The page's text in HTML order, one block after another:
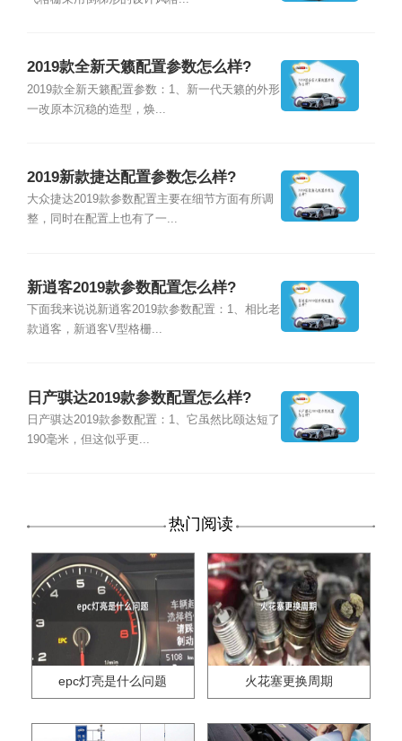
2019款全新天籁配置参数怎么样?
2019款全新天籁配置参数：1、新一代天籁的外形
一改原本沉稳的造型，焕...
2019新款捷达配置参数怎么样?
大众捷达2019款参数配置主要在细节方面有所调
整，同时在配置上也有了一...
新逍客2019款参数配置怎么样?
下面我来说说新逍客2019款参数配置：1、相比老
款逍客，新逍客V型格栅...
日产骐达2019款参数配置怎么样?
日产骐达2019款参数配置：1、它虽然比颐达短了
190毫米，但这似乎更...
热门阅读
epc灯亮是什么问题 火花塞更换周期